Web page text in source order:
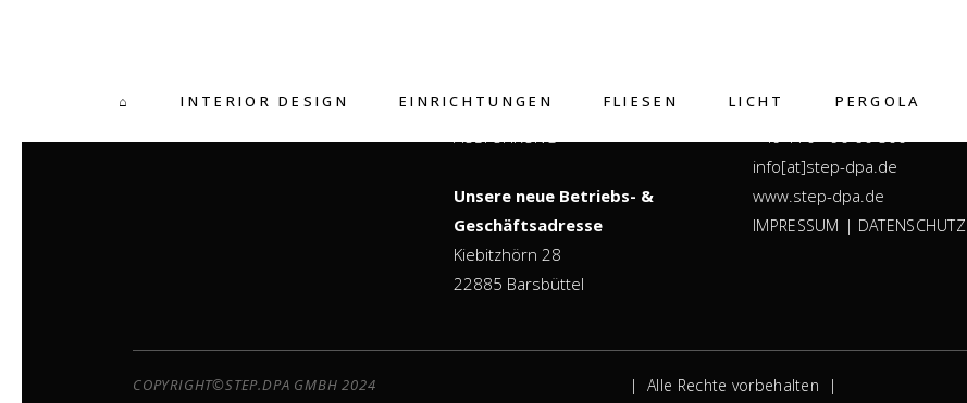
⌂ INTERIOR DESIGN EINRICHTUNGEN FLIESEN LICHT PERGOLA
DESIGN | PLANUNG |
AUSFÜHRUNG
Unsere neue Betriebs- &
Geschäftsadresse
Kiebitzhörn 28
22885 Barsbüttel
+49 40 - 54 768 001
+49 170 - 90 60 500
info[at]step-dpa.de
www.step-dpa.de
IMPRESSUM | DATENSCHUTZ
COPYRIGHT©STEP.DPA GMBH 2024 | Alle Rechte vorbehalten |